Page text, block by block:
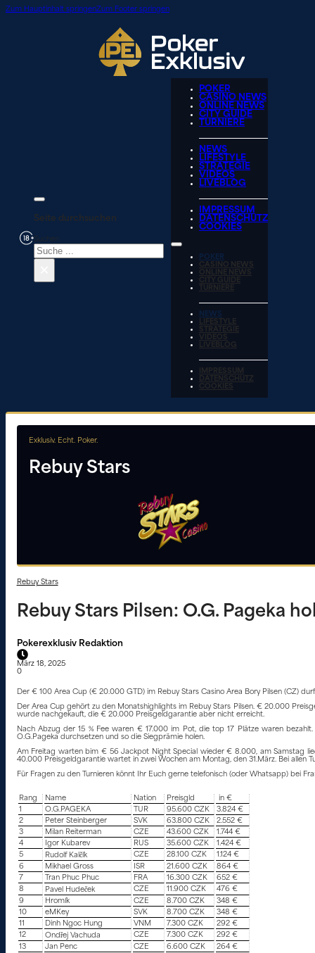
Zum Hauptinhalt springenZum Footer springen
Seite durchsuchen
POKER
CASINO NEWS
ONLINE NEWS
CITY GUIDE
TURNIERE
NEWS
LIFESTYLE
STRATEGIE
VIDEOS
LIVEBLOG
IMPRESSUM
DATENSCHUTZ
COOKIES
POKER
CASINO NEWS
ONLINE NEWS
CITY GUIDE
TURNIERE
NEWS
LIFESTYLE
STRATEGIE
VIDEOS
LIVEBLOG
IMPRESSUM
DATENSCHUTZ
COOKIES
Exklusiv. Echt. Poker.
Rebuy Stars
Rebuy Stars
Rebuy Stars Pilsen: O.G. Pageka
Pokerexklusiv Redaktion
März 18, 2025
0
Der € 100 Area Cup (€ 20.000 GTD) im Rebuy Stars Casino Area Bory Pilsen (CZ)
Der Area Cup gehört zu den Monatshighlights im Rebuy Stars Pilsen. € 20.000
wurde nachgekauft, die € 20.000 Preisgeldgarantie aber nicht erreicht.
Nach Abzug der 15 % Fee waren € 17.000 im Pot, die top 17 Plätze waren
O.G.Pageka durchsetzen und so die Siegprämie holen.
Am Freitag warten bim € 56 Jackpot Night Special wieder € 8.000, am Samstag
40.000 Preisgeldgarantie wartet in zwei Wochen am Montag, den 31.März. Bei allen
Für Fragen zu den Turnieren könnt Ihr Euch gerne telefonisch (oder Whatsapp) bei
Rang Name Nation Preisgld
in €
1
O.G.PAGEKA TUR 95.600 CZK
3.824 €
2
Peter Steinberger SVK 63.800 CZK
2.552 €
3
Milan Reiterman CZE 43.600 CZK
1.744 €
4
Igor Kubarev RUS 35.600 CZK
1.424 €
5
Rudolf Kalčík CZE 28.100 CZK
1.124 €
6
Mikhael Gross ISR 21.600 CZK
864 €
7
Tran Phuc Phuc FRA 16.300 CZK
652 €
8
Pavel Hudeček CZE 11.900 CZK
476 €
9
Hromík CZE 8.700 CZK
348 €
10
eMKey SVK 8.700 CZK
348 €
11
Dinh Ngoc Hung VNM 7.300 CZK
292 €
12
Ondřej Vachuda CZE 7.300 CZK
292 €
13
Jan Penc CZE 6.600 CZK
264 €